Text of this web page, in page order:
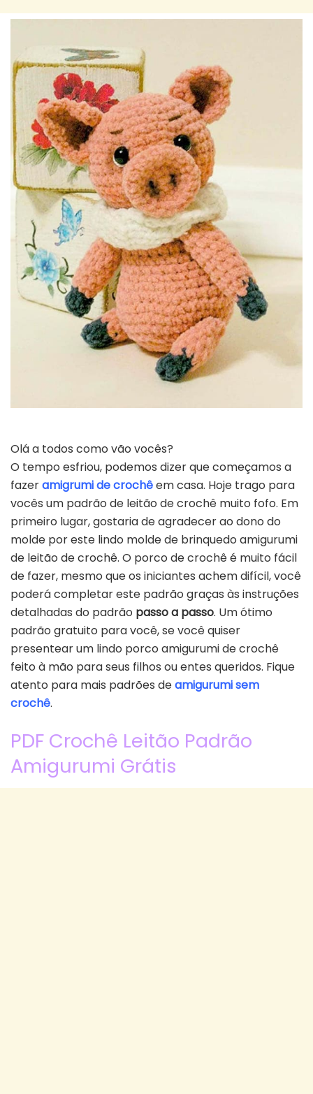
Olá a todos como vão vocês?
O tempo esfriou, podemos dizer que começamos a
fazeramigrumi de crochêem casa. Hoje trago para
vocês um padrão de leitão de crochê muito fofo. Em
primeiro lugar, gostaria de agradecer ao dono do
molde por este lindo molde de brinquedo amigurumi
de leitão de crochê. O porco de crochê é muito fácil
de fazer, mesmo que os iniciantes achem difícil, você
poderá completar este padrão graças às instruções
detalhadas do padrão passo a passo. Um ótimo
padrão gratuito para você, se você quiser
presentear um lindo porco amigurumi de crochê
feito à mão para seus filhos ou entes queridos. Fique
atento para mais padrões deamigurumi sem
crochê.
PDF Crochê Leitão Padrão
Amigurumi Grátis